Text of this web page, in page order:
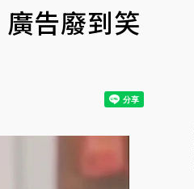
告廢到笑